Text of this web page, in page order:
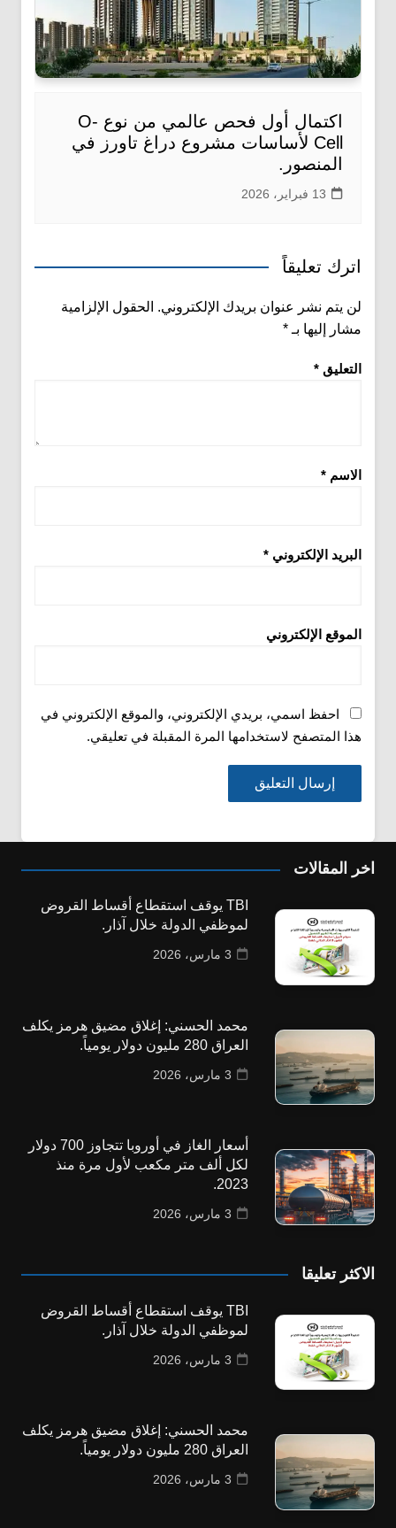
اكتمال أول فحص عالمي من نوع O-
Cell لأساسات مشروع دراغ تاورز في
المنصور.
13 فبراير، 2026
اترك تعليقاً
لن يتم نشر عنوان بريدك الإلكتروني. الحقول الإلزامية
مشار إليها بـ *
التعليق *
الاسم *
البريد الإلكتروني *
الموقع الإلكتروني
احفظ اسمي، بريدي الإلكتروني، والموقع الإلكتروني في
هذا المتصفح لاستخدامها المرة المقبلة في تعليقي.
اخر المقالات
TBI يوقف استقطاع أقساط القروض
لموظفي الدولة خلال آذار.
3 مارس، 2026
محمد الحسني: إغلاق مضيق هرمز يكلف
العراق 280 مليون دولار يومياً.
3 مارس، 2026
أسعار الغاز في أوروبا تتجاوز 700 دولار
لكل ألف متر مكعب لأول مرة منذ
2023.
3 مارس، 2026
الاكثر تعليقا
TBI يوقف استقطاع أقساط القروض
لموظفي الدولة خلال آذار.
3 مارس، 2026
محمد الحسني: إغلاق مضيق هرمز يكلف
العراق 280 مليون دولار يومياً.
3 مارس، 2026